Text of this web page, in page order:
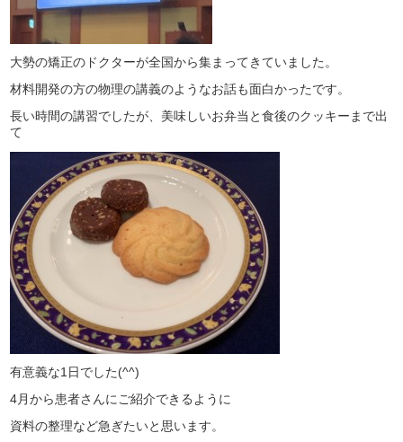
大勢の矯正のドクターが全国から集まってきていました。
材料開発の方の物理の講義のようなお話も面白かったです。
長い時間の講習でしたが、美味しいお弁当と食後のクッキーまで出
て
有意義な1日でした(^^)
4月から患者さんにご紹介できるように
資料の整理など急ぎたいと思います。